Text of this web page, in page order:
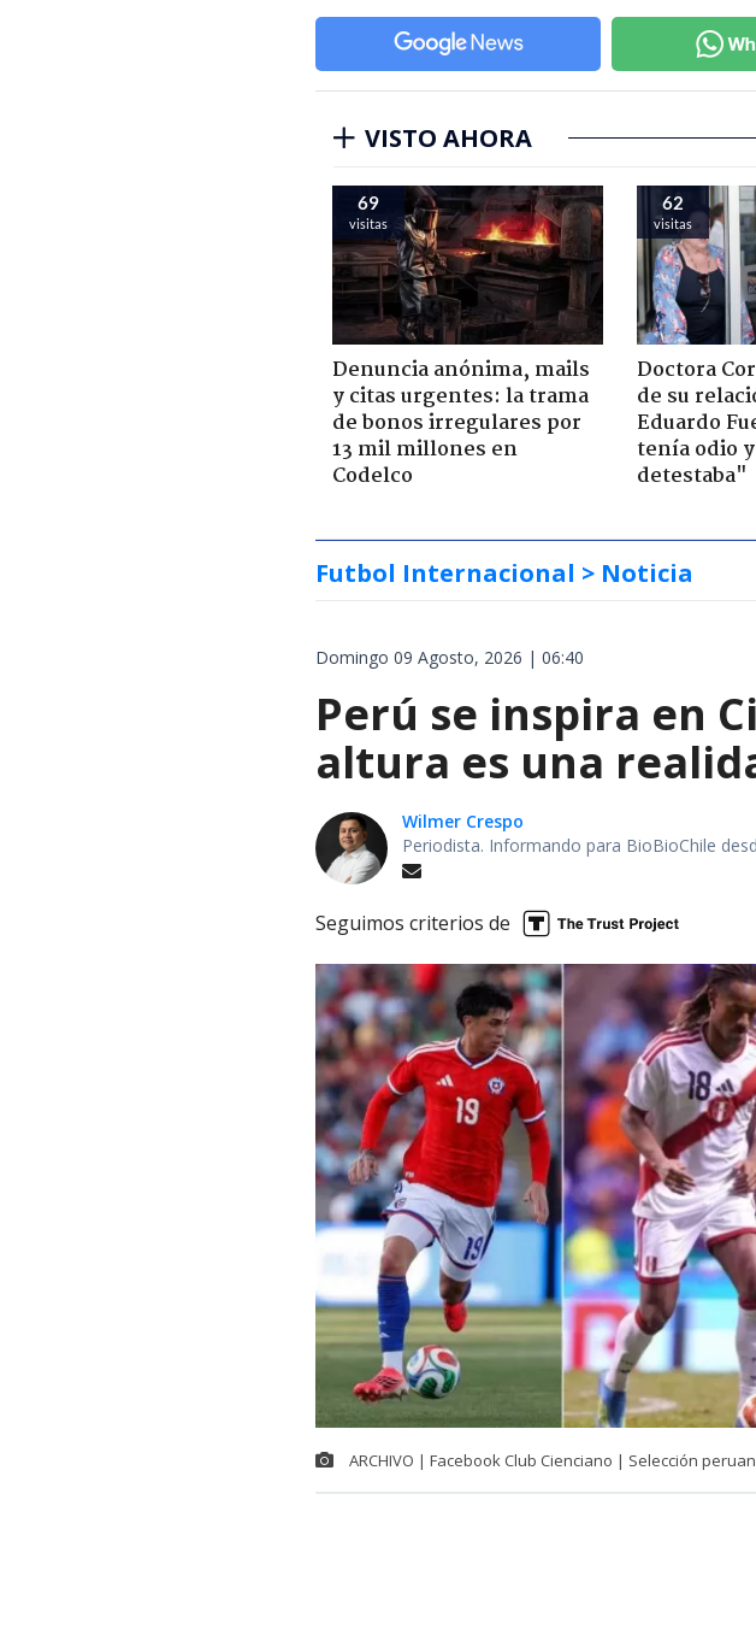
VISTO AHORA
69
visitas
Denuncia anónima, mails
y citas urgentes: la trama
de bonos irregulares por
13 mil millones en
Codelco
62
visitas
Doctora
de su
Eduardo
tenía odio
detestaba"
Futbol Internacional > Noticia
Domingo 09 Agosto, 2026 | 06:40
Perú se inspira en
altura es una
Wilmer Crespo
Periodista. Informando para BioBioChile
Seguimos criterios de
ARCHIVO | Facebook Club Cienciano | Selección